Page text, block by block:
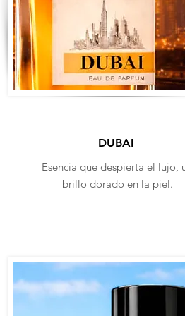
DUBAI
Esencia que despierta el lujo,
brillo dorado en la piel.